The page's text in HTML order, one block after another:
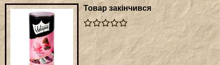
Товар закінчився